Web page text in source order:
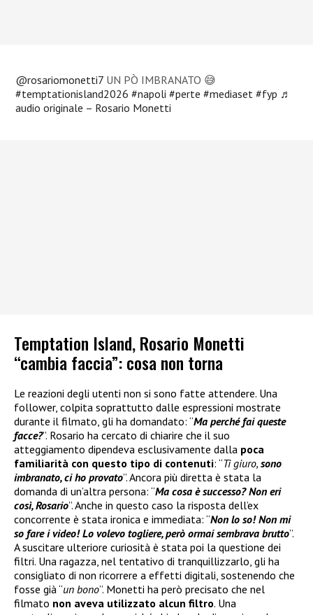
@rosariomonetti7 UN PÒ IMBRANATO 😅
#temptationisland2026 #napoli #perte #mediaset #fyp ♬
audio originale – Rosario Monetti
Temptation Island, Rosario Monetti
“cambia faccia”: cosa non torna
Le reazioni degli utenti non si sono fatte attendere. Una
follower, colpita soprattutto dalle espressioni mostrate
durante il filmato, gli ha domandato: “Ma perché fai queste
facce?”. Rosario ha cercato di chiarire che il suo
atteggiamento dipendeva esclusivamente dalla poca
familiarità con questo tipo di contenuti: “Ti giuro, sono
imbranato, ci ho provato”. Ancora più diretta è stata la
domanda di un’altra persona: “Ma cosa è successo? Non eri
così, Rosario”. Anche in questo caso la risposta dell’ex
concorrente è stata ironica e immediata: “Non lo so! Non mi
so fare i video! Lo volevo togliere, però ormai sembrava brutto”.
A suscitare ulteriore curiosità è stata poi la questione dei
filtri. Una ragazza, nel tentativo di tranquillizzarlo, gli ha
consigliato di non ricorrere a effetti digitali, sostenendo che
fosse già “un bono”. Monetti ha però precisato che nel
filmato non aveva utilizzato alcun filtro. Una